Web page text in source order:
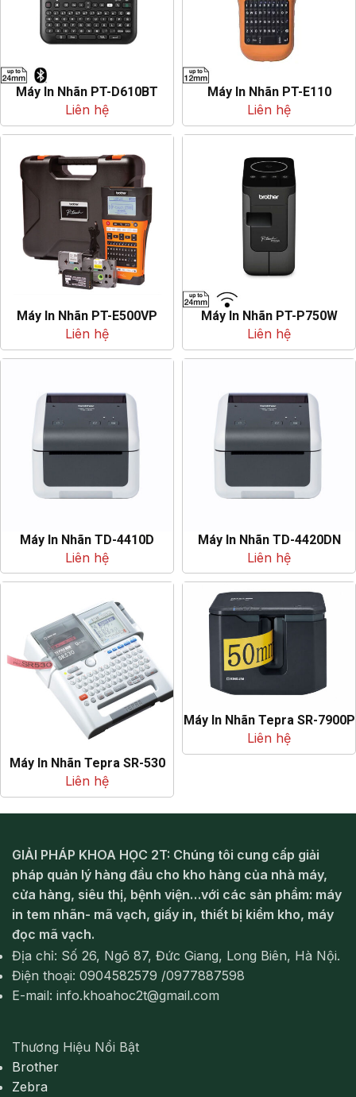
Máy In Nhãn PT-D610BT
Liên hệ
Máy In Nhãn PT-E110
Liên hệ
Máy In Nhãn PT-E500VP
Liên hệ
Máy In Nhãn PT-P750W
Liên hệ
Máy In Nhãn TD-4410D
Liên hệ
Máy In Nhãn TD-4420DN
Liên hệ
Máy In Nhãn Tepra SR-530
Liên hệ
Máy In Nhãn Tepra SR-7900P
Liên hệ
GIẢI PHÁP KHOA HỌC 2T: Chúng tôi cung cấp giải
pháp quản lý hàng đầu cho kho hàng của nhà máy,
cửa hàng, siêu thị, bệnh viện…với các sản phẩm: máy
in tem nhãn- mã vạch, giấy in, thiết bị kiểm kho, máy
đọc mã vạch.
Địa chỉ: Số 26, Ngõ 87, Đức Giang, Long Biên, Hà Nội.
Điện thoại: 0904582579 /0977887598
E-mail: info.khoahoc2t@gmail.com
Thương Hiệu Nổi Bật
Brother
Zebra